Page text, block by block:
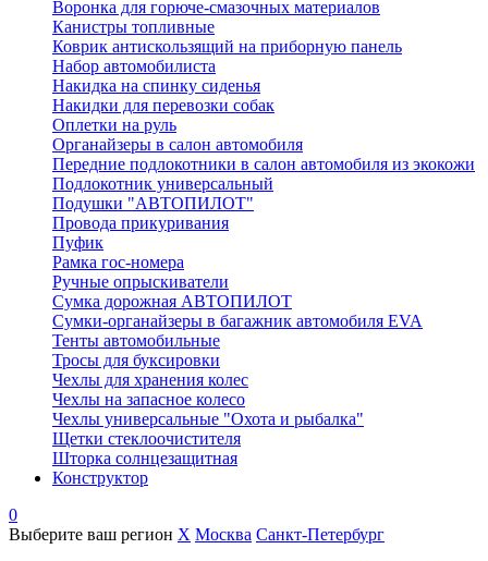
Воронка для горюче-смазочных материалов
Канистры топливные
Коврик антискользящий на приборную панель
Набор автомобилиста
Накидка на спинку сиденья
Накидки для перевозки собак
Оплетки на руль
Органайзеры в салон автомобиля
Передние подлокотники в салон автомобиля из экокожи
Подлокотник универсальный
Подушки "АВТОПИЛОТ"
Провода прикуривания
Пуфик
Рамка гос-номера
Ручные опрыскиватели
Сумка дорожная АВТОПИЛОТ
Сумки-органайзеры в багажник автомобиля EVA
Тенты автомобильные
Тросы для буксировки
Чехлы для хранения колес
Чехлы на запасное колесо
Чехлы универсальные "Охота и рыбалка"
Щетки стеклоочистителя
Шторка солнцезащитная
Конструктор
0
Выберите ваш регион X Москва Санкт-Петербург